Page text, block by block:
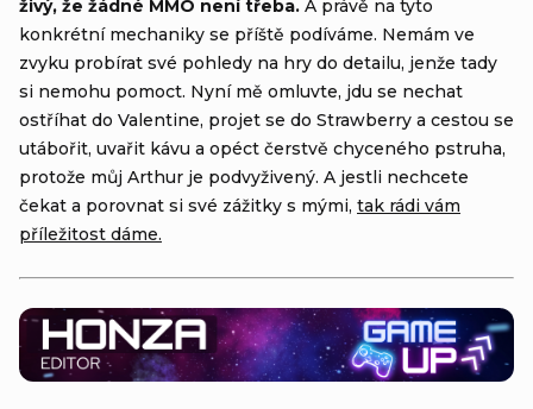
živý, že žádné MMO není třeba. A právě na tyto
konkrétní mechaniky se příště podíváme. Nemám ve
zvyku probírat své pohledy na hry do detailu, jenže tady
si nemohu pomoct. Nyní mě omluvte, jdu se nechat
ostříhat do Valentine, projet se do Strawberry a cestou se
utábořit, uvařit kávu a opéct čerstvě chyceného pstruha,
protože můj Arthur je podvyživený. A jestli nechcete
čekat a porovnat si své zážitky s mými, tak rádi vám
příležitost dáme.